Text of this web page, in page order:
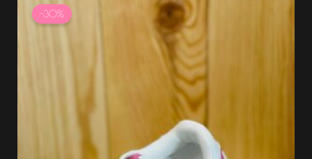
-30%
prix
initial
20.99 €.